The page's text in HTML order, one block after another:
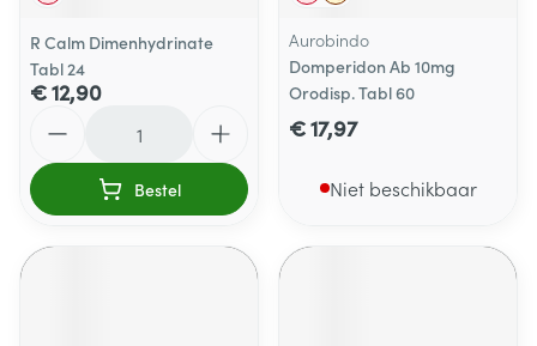
R Calm Dimenhydrinate
Tabl 24
€ 12,90
Bestel
Aurobindo
Domperidon Ab 10mg
Orodisp. Tabl 60
€ 17,97
Niet beschikbaar